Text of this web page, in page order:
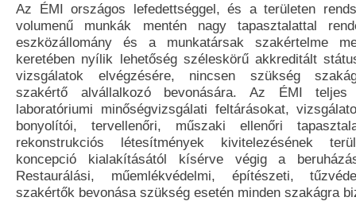
Az ÉMI országos lefedettséggel, és a területen
volumenű munkák mentén nagy tapasztalattal
eszközállomány és a munkatársak szakértelme
keretében nyílik lehetőség széleskörű akkreditált
vizsgálatok elvégzésére, nincsen szükség
szakértő alvállalkozó bevonására. Az ÉMI
laboratóriumi minőségvizsgálati feltárásokat,
bonyolítói, tervellenőri, műszaki ellenőri
rekonstrukciós létesítmények kivitelezésének
koncepció kialakításától kísérve végig a
Restaurálási, műemlékvédelmi, építészeti,
szakértők bevonása szükség esetén minden szakágra